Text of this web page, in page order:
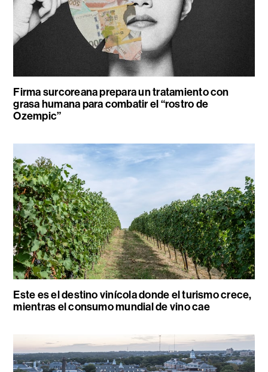
Firma surcoreana prepara un tratamiento con
grasa humana para combatir el “rostro de
Ozempic”
Este es el destino vinícola donde el turismo crece,
mientras el consumo mundial de vino cae